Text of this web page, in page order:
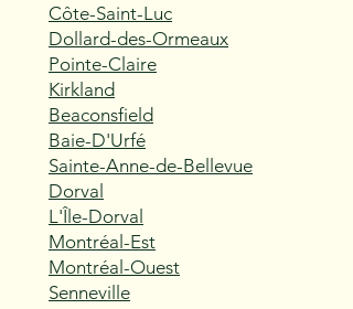
Côte-Saint-Luc
Dollard-des-Ormeaux
Pointe-Claire
Kirkland
Beaconsfield
Baie-D'Urfé
Sainte-Anne-de-Bellevue
Dorval
L'Île-Dorval
Montréal-Est
Montréal-Ouest
Senneville